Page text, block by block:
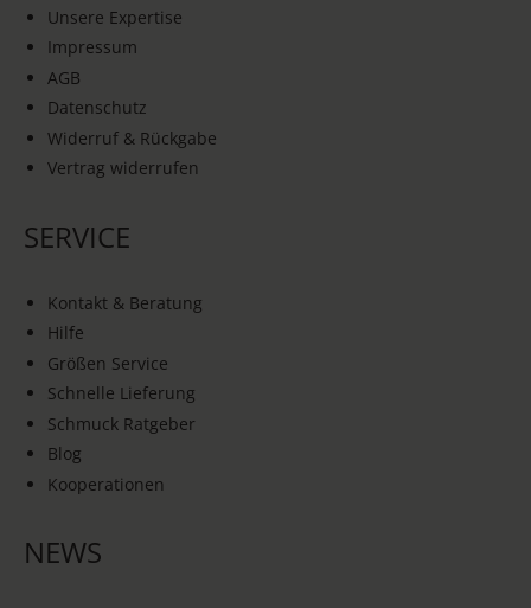
Unsere Expertise
Impressum
AGB
Datenschutz
Widerruf & Rückgabe
Vertrag widerrufen
SERVICE
Kontakt & Beratung
Hilfe
Größen Service
Schnelle Lieferung
Schmuck Ratgeber
Blog
Kooperationen
NEWS